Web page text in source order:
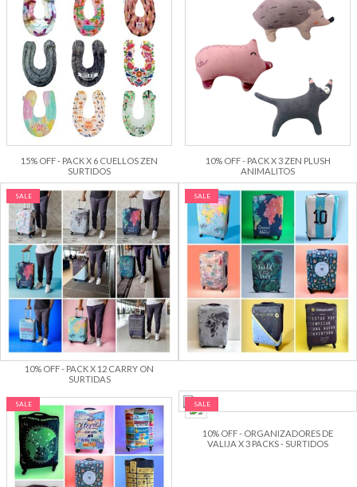
15% OFF - PACK X 6 CUELLOS ZEN
SURTIDOS
10% OFF - PACK X 3 ZEN PLUSH
ANIMALITOS
SALE
10% OFF - PACK X 12 CARRY ON
SURTIDAS
SALE
10% OFF - PACK X 12 FUNDAS
MEDIANA SURTIDAS
SALE SALE
10% OFF - ORGANIZADORES DE
VALIJA X 3 PACKS - SURTIDOS